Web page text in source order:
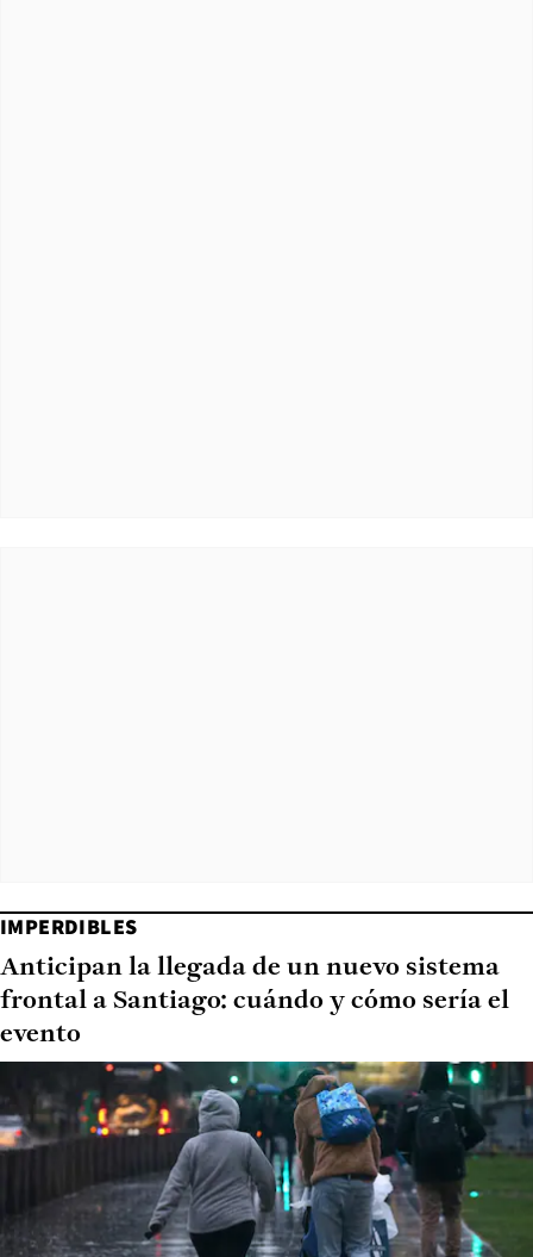
IMPERDIBLES
Anticipan la llegada de un nuevo sistema
frontal a Santiago: cuándo y cómo sería el
evento